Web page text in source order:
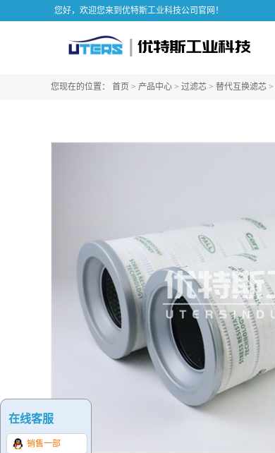
您好，欢迎您来到优特斯工业科技公司官网！
您现在的位置： 首页 > 产品中心 > 过滤芯 > 替代互换滤芯 >
在线客服
销售一部